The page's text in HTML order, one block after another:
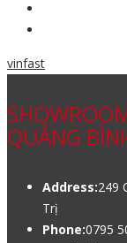
vinfast
QUẢNG
Address:249
Trị
Phone:0795